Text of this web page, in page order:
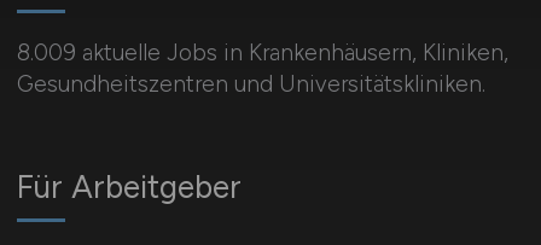
8.009 aktuelle Jobs in Krankenhäusern, Kliniken,
Gesundheitszentren und Universitätskliniken.
Für Arbeitgeber